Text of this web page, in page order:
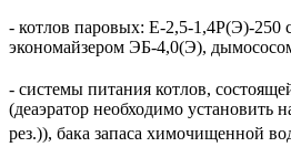
- котлов паровых: Е-2,5-1,4Р(Э)-250
экономайзером ЭБ-4,0(Э),
- системы питания котлов,
(деаэратор необходимо установить
рез.)), бака запаса химочищенной